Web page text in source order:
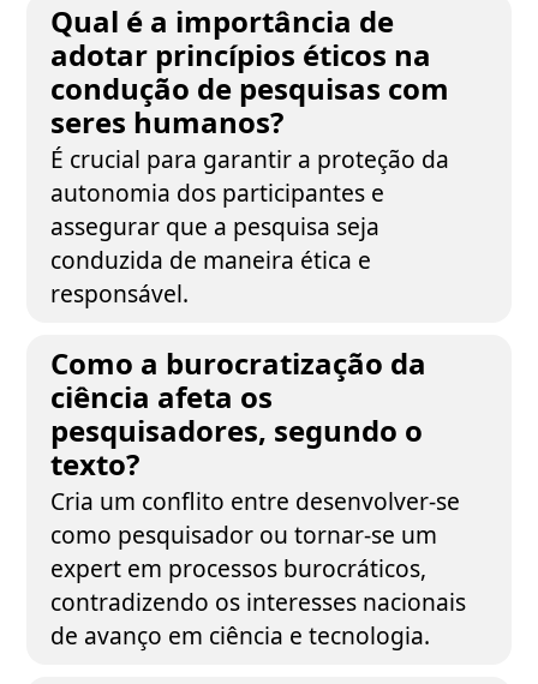
Qual é a importância de
adotar princípios éticos na
condução de pesquisas com
seres humanos?
É crucial para garantir a proteção da
autonomia dos participantes e
assegurar que a pesquisa seja
conduzida de maneira ética e
responsável.
Como a burocratização da
ciência afeta os
pesquisadores, segundo o
texto?
Cria um conflito entre desenvolver-se
como pesquisador ou tornar-se um
expert em processos burocráticos,
contradizendo os interesses nacionais
de avanço em ciência e tecnologia.